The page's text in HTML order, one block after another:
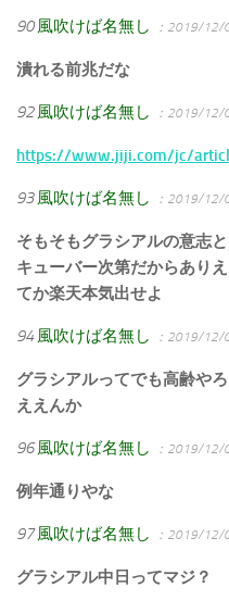
90 風吹けば名無し ：2019/12/
潰れる前兆だな
92 風吹けば名無し ：2019/12/
https://www.jiji.com/jc/
93 風吹けば名無し ：2019/12/
そもそもグラシアルの意志
キューバー次第だからあり
てか楽天本気出せよ
94 風吹けば名無し ：2019/12/
グラシアルってでも高齢やろ
ええんか
96 風吹けば名無し ：2019/12/
例年通りやな
97 風吹けば名無し ：2019/12/
グラシアル中日ってマジ？